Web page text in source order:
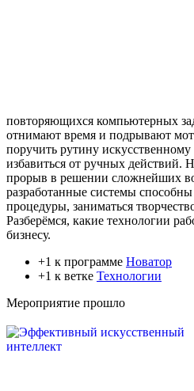
повторяющихся компьютерных
отнимают время и подрывают
поручить рутину
избавиться от ручных действий.
прорыв в решении сложнейших
разработанные системы
процедуры, заниматься
Разберёмся, какие технологии
бизнесу.
+1 к программе Новатор
+1 к ветке Технологии
Мероприятие прошло